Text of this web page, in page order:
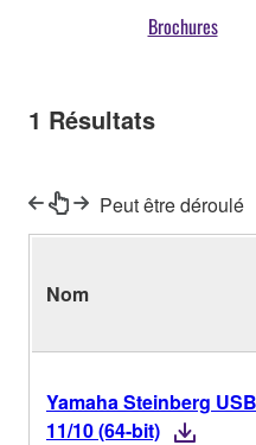
Brochures
1 Résultats
Peut être déroulé
Nom
Yamaha Steinberg
11/10 (64-bit)